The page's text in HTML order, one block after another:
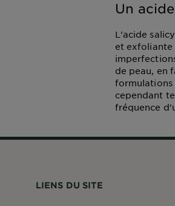
Un
L'acide
et exfoliante
de peau, en
formulations
cependant
fréquence
LIENS DU SITE